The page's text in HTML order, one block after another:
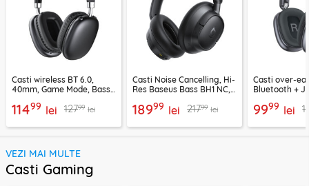
Casti wireless BT 6.0,
40mm, Game Mode, Bass
11499 lei 12799 lei
Casti Noise Cancelling, Hi-
Res Baseus Bass BH1 NC,
18999 lei 21799 lei
Casti over-
Bluetooth +
9999 lei
VEZI MAI MULTE
Casti Gaming